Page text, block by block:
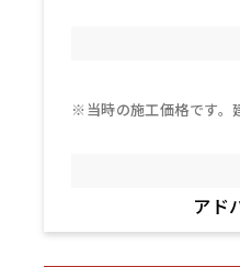
※当時の施工価格です。
アド